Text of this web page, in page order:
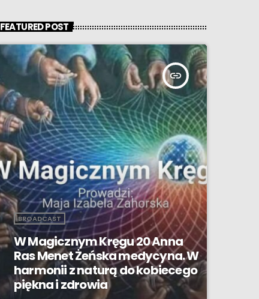
FEATURED POST
insert_link
BROADCAST
W Magicznym Kręgu 20 Anna
Ras Menet Żeńska medycyna. W
harmonii z naturą do kobiecego
piękna i zdrowia